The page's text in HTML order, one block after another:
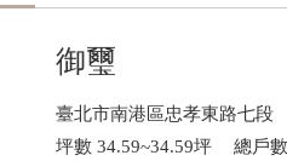
御璽
臺北市南港區忠孝東路七段
坪數 34.59~34.59坪
總戶